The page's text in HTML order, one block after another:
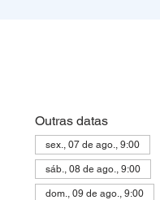
Outras datas
sex., 07 de ago., 9:00
sáb., 08 de ago., 9:00
dom., 09 de ago., 9:00